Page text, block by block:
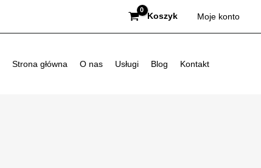
Koszyk Moje konto
Strona główna O nas Usługi Blog Kontakt